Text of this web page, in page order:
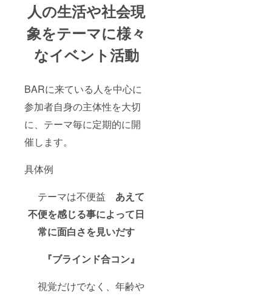
人の生活や社会現
象をテーマに様々
なイベント活動
BARに来ている人を中心に
参加者自身の主体性を大切
に、テーマ毎に定期的に開
催します。
具体例
テーマは不便益 あえて
不便を感じる事によって日
常に面白さを見いだす
『ブラインド合コン』
視覚だけでなく、年齢や